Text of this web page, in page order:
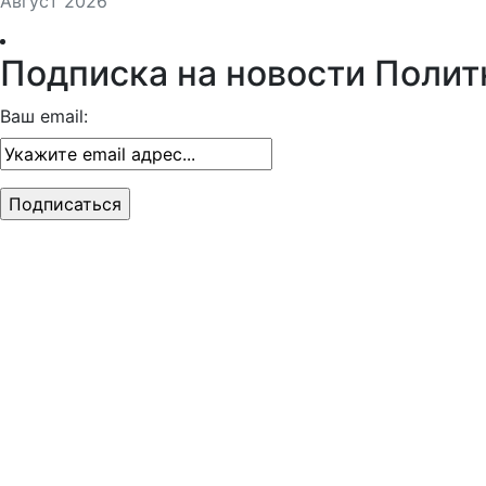
Подписка на новости
Ваш email: